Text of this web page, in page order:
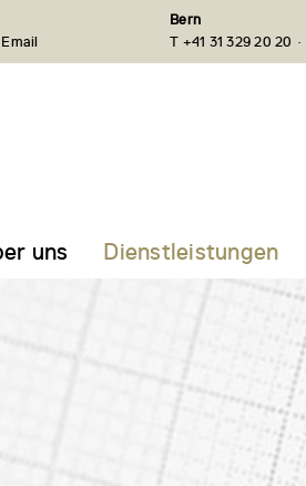
Email
Bern
T +41 31 329 20 20 ·
uns Dienstleistungen